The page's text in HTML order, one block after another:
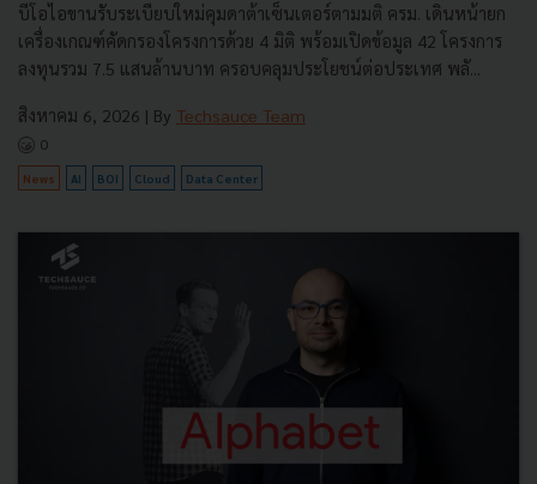
บีโอไอขานรับระเบียบใหม่คุมดาต้าเซ็นเตอร์ตามมติ ครม. เดินหน้ายก
เครื่องเกณฑ์คัดกรองโครงการด้วย 4 มิติ พร้อมเปิดข้อมูล 42 โครงการ
ลงทุนรวม 7.5 แสนล้านบาท ครอบคลุมประโยชน์ต่อประเทศ พลั...
สิงหาคม 6, 2026 | By Techsauce Team
0
News AI BOI Cloud Data Center